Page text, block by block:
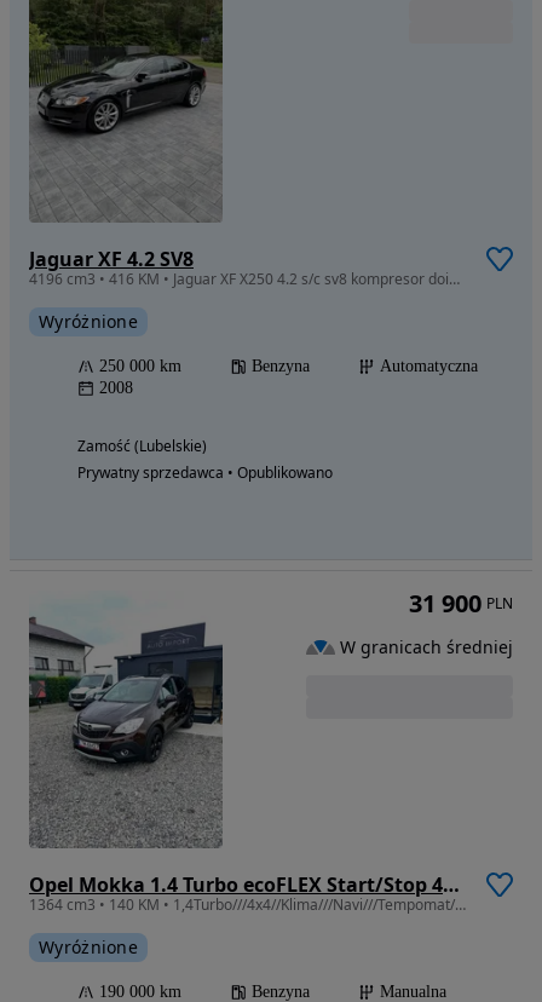
Jaguar XF 4.2 SV8
4196 cm3 • 416 KM • Jaguar XF X250 4.2 s/c sv8 kompresor doinwestowany XFR
Wyróżnione
250 000 km Benzyna
Automatyczna
2008
Zamość (Lubelskie)
Prywatny sprzedawca • Opublikowano
Opel Mokka 1.4 Turbo ecoFLEX Start/Stop 4x4 Innovation
1364 cm3 • 140 KM • 1,4Turbo///4x4//Klima///Navi///Tempomat///PDC!
Wyróżnione
190 000 km Benzyna
Manualna
31 900 PLN
W granicach średniej